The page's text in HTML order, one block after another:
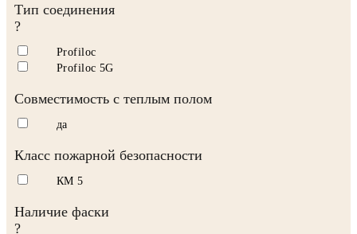
Тип соединения
?
Profiloc
Profiloc 5G
Совместимость с теплым полом
да
Класс пожарной безопасности
КМ 5
Наличие фаски
?